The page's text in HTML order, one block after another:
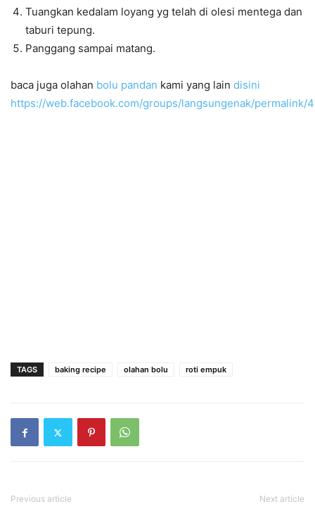
Tuangkan kedalam loyang yg telah di olesi mentega dan
taburi tepung.
Panggang sampai matang.
baca juga olahan bolu pandan kami yang lain disini
https://web.facebook.com/groups/langsungenak/permalink/
TAGS baking recipe olahan bolu roti empuk
Previous article Next article